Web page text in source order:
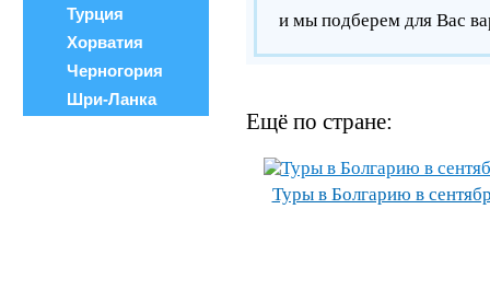
Турция
Хорватия
Черногория
Шри-Ланка
и мы подберем для Вас
Ещё по стране:
Туры в Болгарию в